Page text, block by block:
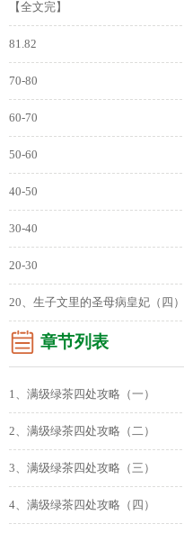
【全文完】
81.82
70-80
60-70
50-60
40-50
30-40
20-30
20、生子文里的圣母病皇妃（四）
章节列表
1、满级绿茶四处攻略（一）
2、满级绿茶四处攻略（二）
3、满级绿茶四处攻略（三）
4、满级绿茶四处攻略（四）